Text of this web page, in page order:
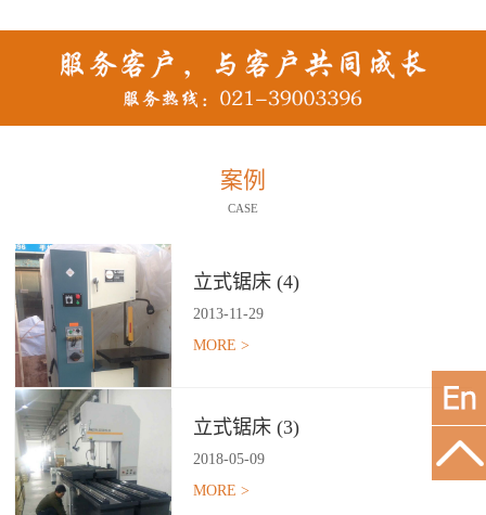
案例
CASE
立式锯床 (4)
2013-11 -29
MORE >
立式锯床 (3)
2018-05-09
MORE >